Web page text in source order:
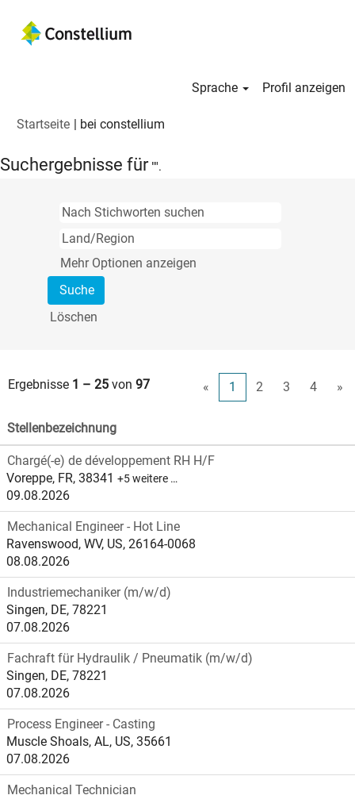
Sprache Profil anzeigen
Startseite | bei constellium
Suchergebnisse für"".
Mehr Optionen anzeigen
Löschen
Ergebnisse 1 – 25 von 97 « 1 2 3 4 »
Stellenbezeichnung
Chargé(-e) de développement RH H/F
Voreppe, FR, 38341 +5 weitere …
09.08.2026
Mechanical Engineer - Hot Line
Ravenswood, WV, US, 26164-0068
08.08.2026
Industriemechaniker (m/w/d)
Singen, DE, 78221
07.08.2026
Fachraft für Hydraulik / Pneumatik (m/w/d)
Singen, DE, 78221
07.08.2026
Process Engineer - Casting
Muscle Shoals, AL, US, 35661
07.08.2026
Mechanical Technician